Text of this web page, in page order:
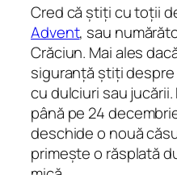
Cred că știți cu toții
Advent, sau
Crăciun. Mai ales
siguranță știți
cu dulciuri sau
până pe 24
deschide o nouă
primește o răsplată